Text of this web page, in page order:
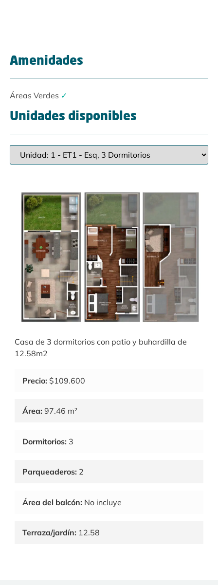
Amenidades
Áreas Verdes ✓
Unidades disponibles
Casa de 3 dormitorios con patio y buhardilla de
12.58m2
Precio: $109.600
Área: 97.46 m²
Dormitorios: 3
Parqueaderos: 2
Área del balcón: No incluye
Terraza/jardín: 12.58